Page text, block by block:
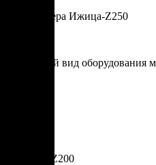
Термокамера Ижица-Z250
* итоговый вид оборудования
Артикул: Z200